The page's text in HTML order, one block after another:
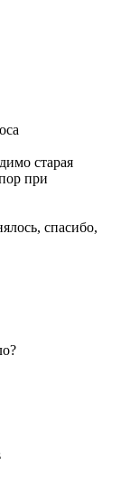
старая
при
спасибо,